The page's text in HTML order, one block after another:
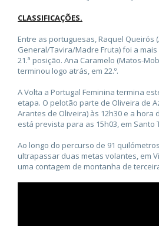
CLASSIFICAÇÕES.
Entre as portuguesas, Raquel Queirós
General/Tavira/Madre Fruta) foi a
21.ª posição. Ana Caramelo (Matos-
terminou logo atrás, em 22.º.
A Volta a Portugal Feminina termina
etapa. O pelotão parte de Oliveira de
Arantes de Oliveira) às 12h30 e a hora
está prevista para as 15h03, em Santo
Ao longo do percurso de 91
ultrapassar duas metas volantes, em
uma contagem de montanha de